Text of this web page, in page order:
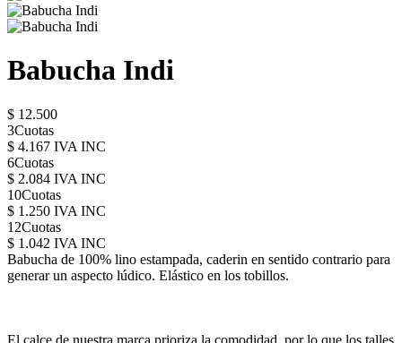
Babucha Indi
$ 12.500
3Cuotas
$ 4.167 IVA INC
6Cuotas
$ 2.084 IVA INC
10Cuotas
$ 1.250 IVA INC
12Cuotas
$ 1.042 IVA INC
Babucha de 100% lino estampada, caderin en sentido contrario para
generar un aspecto lúdico. Elástico en los tobillos.
El calce de nuestra marca prioriza la comodidad, por lo que los talles